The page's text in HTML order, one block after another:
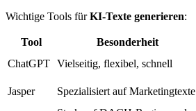
Wichtige Tools fürKI-Texte generieren:
Tool Besonderheit
ChatGPT Vielseitig, flexibel, schnell
Jasper
Spezialisiert auf Marketingtexte